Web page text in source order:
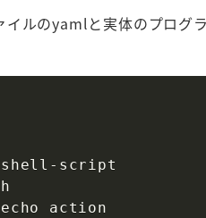
ルのyamlと実体のプログ
shell -